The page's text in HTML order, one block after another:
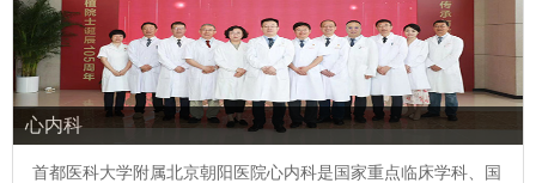
心内科
首都医科大学附属北京朝阳医院心内科是国家重点临床学科、国